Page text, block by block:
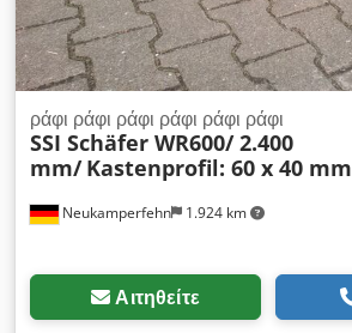
Neukamperfehn 1.924 km
ράφι ράφι ράφι ράφι ράφι ράφι
SSI Schäfer WR600/ 2.400
mm/ Kastenprofil: 60 x 40 mm
Αιτηθείτε